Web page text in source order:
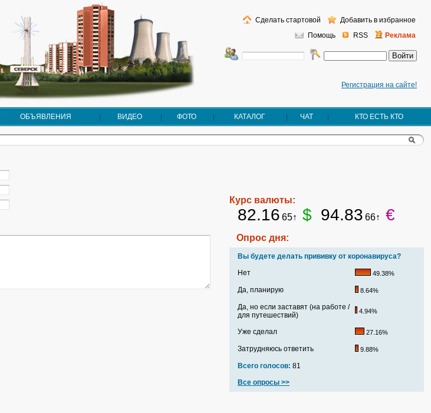
Регистрация на сайте!
Помощь RSS Реклама
Сделать стартовой Добавить в избранное
ОБЪЯВЛЕНИЯ ВИДЕО ФОТО КАТАЛОГ ЧАТ КТО ЕСТЬ КТО
Курс валюты:
82.16 65↑ $ 94.83 66↑ €
Опрос дня:
Вы будете делать прививку от коронавируса?
Нет
49.38%
Да, планирую 8.64%
Да, но если заставят (на работе /
для путешествий)
4.94%
Уже сделал 27.16%
Затрудняюсь ответить 9.88%
Всего голосов: 81
Все опросы >>